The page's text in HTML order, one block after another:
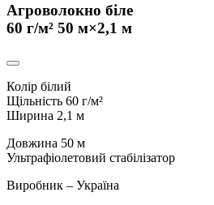
Агроволокно біле
60 г/м² 50 м×2,1 м
Колір білий
Щільність 60 г/м²
Ширина 2,1 м
Довжина 50 м
Ультрафіолетовий стабілізатор
Виробник – Україна